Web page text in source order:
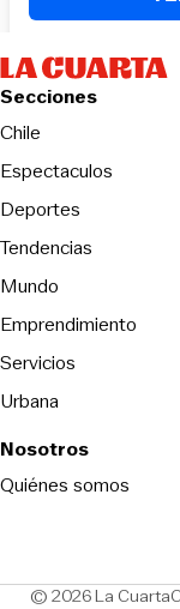
Secciones
Chile
Espectaculos
Deportes
Tendencias
Mundo
Emprendimiento
Servicios
Urbana
Nosotros
Quiénes somos
© 2026 La Cuarta